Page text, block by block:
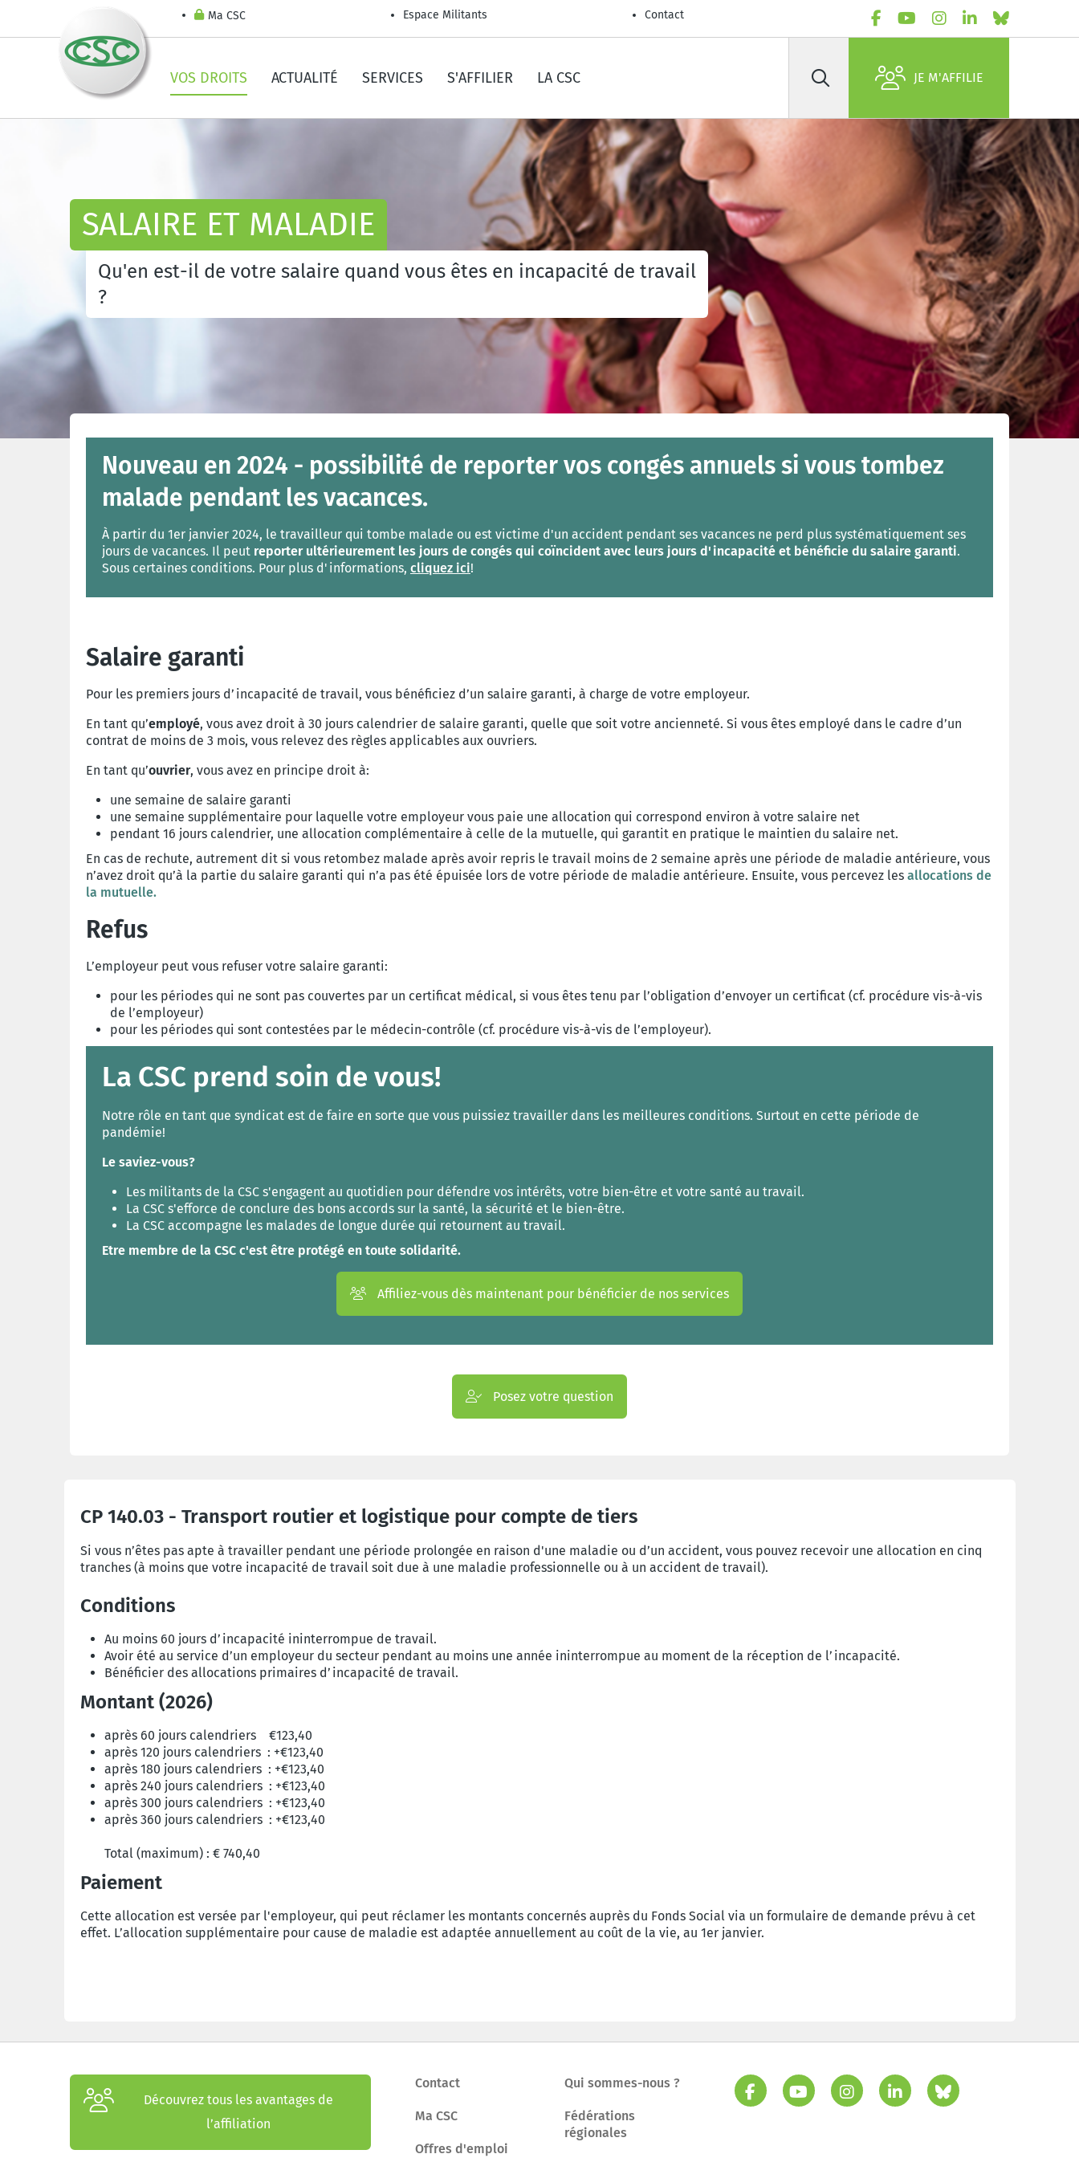
Ma CSC Espace Militants Contact
VOS DROITS ACTUALITÉ SERVICES S'AFFILIER LA CSC Rechercher JE M'AFFILIE
SALAIRE ET MALADIE
Qu'en est-il de votre salaire quand vous êtes en incapacité de travail
?
Nouveau en 2024 - possibilité de reporter vos congés annuels si vous tombez
malade pendant les vacances.
À partir du 1er janvier 2024, le travailleur qui tombe malade ou est victime d'un accident pendant ses vacances ne perd plus systématiquement ses
jours de vacances. Il peut reporter ultérieurement les jours de congés qui coïncident avec leurs jours d'incapacité et bénéficie du salaire garanti.
Sous certaines conditions. Pour plus d'informations, cliquez ici!
Salaire garanti
Pour les premiers jours d’incapacité de travail, vous bénéficiez d’un salaire garanti, à charge de votre employeur.
En tant qu’employé, vous avez droit à 30 jours calendrier de salaire garanti, quelle que soit votre ancienneté. Si vous êtes employé dans le cadre d’un
contrat de moins de 3 mois, vous relevez des règles applicables aux ouvriers.
En tant qu’ouvrier, vous avez en principe droit à:
une semaine de salaire garanti
une semaine supplémentaire pour laquelle votre employeur vous paie une allocation qui correspond environ à votre salaire net
pendant 16 jours calendrier, une allocation complémentaire à celle de la mutuelle, qui garantit en pratique le maintien du salaire net.
En cas de rechute, autrement dit si vous retombez malade après avoir repris le travail moins de 2 semaine après une période de maladie antérieure, vous
n’avez droit qu’à la partie du salaire garanti qui n’a pas été épuisée lors de votre période de maladie antérieure. Ensuite, vous percevez les allocations de
la mutuelle.
Refus
L’employeur peut vous refuser votre salaire garanti:
pour les périodes qui ne sont pas couvertes par un certificat médical, si vous êtes tenu par l’obligation d’envoyer un certificat (cf. procédure vis-à-vis
de l’employeur)
pour les périodes qui sont contestées par le médecin-contrôle (cf. procédure vis-à-vis de l’employeur).
La CSC prend soin de vous!
Notre rôle en tant que syndicat est de faire en sorte que vous puissiez travailler dans les meilleures conditions. Surtout en cette période de
pandémie!
Le saviez-vous?
Les militants de la CSC s'engagent au quotidien pour défendre vos intérêts, votre bien-être et votre santé au travail.
La CSC s'efforce de conclure des bons accords sur la santé, la sécurité et le bien-être.
La CSC accompagne les malades de longue durée qui retournent au travail.
Etre membre de la CSC c'est être protégé en toute solidarité.
Affiliez-vous dès maintenant pour bénéficier de nos services
Posez votre question
CP 140.03 - Transport routier et logistique pour compte de tiers
Si vous n’êtes pas apte à travailler pendant une période prolongée en raison d'une maladie ou d’un accident, vous pouvez recevoir une allocation en cinq
tranches (à moins que votre incapacité de travail soit due à une maladie professionnelle ou à un accident de travail).
Conditions
Au moins 60 jours d’incapacité ininterrompue de travail.
Avoir été au service d’un employeur du secteur pendant au moins une année ininterrompue au moment de la réception de l’incapacité.
Bénéficier des allocations primaires d’incapacité de travail.
Montant (2026)
après 60 jours calendriers €123,40
après 120 jours calendriers : +€123,40
après 180 jours calendriers: +€123,40
après 240 jours calendriers: +€123,40
après 300 jours calendriers : +€123,40
après 360 jours calendriers : +€123,40
Total (maximum) : € 740,40
Paiement
Cette allocation est versée par l'employeur, qui peut réclamer les montants concernés auprès du Fonds Social via un formulaire de demande prévu à cet
effet. L’allocation supplémentaire pour cause de maladie est adaptée annuellement au coût de la vie, au 1er janvier.
Découvrez tous les avantages de
l’affiliation
Contact
Ma CSC
Offres d'emploi
Qui sommes-nous ?
Fédérations
régionales